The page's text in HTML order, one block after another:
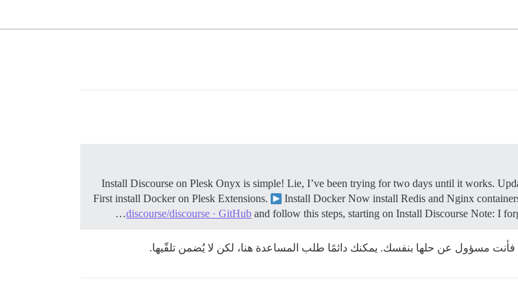
Install Discourse on Plesk Onyx is simple! Lie, I’ve been trying for two days until it works.
First install Docker on Plesk Extensions.
Install Docker Now install Redis and Nginx
discourse/discourse · GitHub and follow this steps, starting on Install Discourse Note: I
مسؤول عن حلها بنفسك. يمكنك دائمًا طلب المساعدة هنا، لكن لا يُضمن تلقّيها.